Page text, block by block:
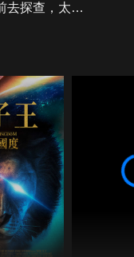
去探查，太空
然而外星人